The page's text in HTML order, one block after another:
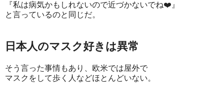
『私は病気かもしれないので近づかないでね❤️』
と言っているのと同じだ。
日本人のマスク好きは異常
そう言った事情もあり、欧米では屋外で
マスクをして歩く人などほとんどいない。